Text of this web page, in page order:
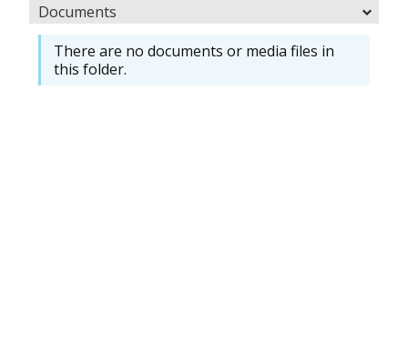
Documents
There are no documents or media files in
this folder.